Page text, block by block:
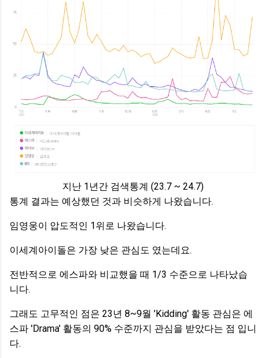
지난 1년간 검색통계 (23.7 ~ 24.7)
통계 결과는 예상했던 것과 비슷하게 나왔습니다.
임영웅이 압도적인 1위로 나왔습니다.
이세계아이돌은 가장 낮은 관심도 였는데요.
전반적으로 에스파와 비교했을 때 1/3 수준으로 나타났습
니다.
그래도 고무적인 점은 23년 8~9월 'Kidding' 활동 관심은 에
스파 'Drama' 활동의 90% 수준까지 관심을 받았다는 점 입니
다.